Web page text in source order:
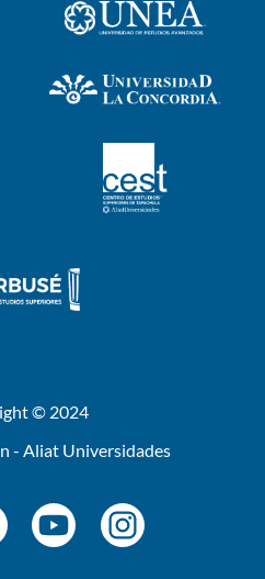
© 2024
- Aliat Universidades